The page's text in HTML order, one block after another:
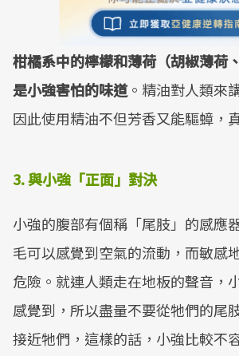
柑橘系中的檸檬和薄荷（胡椒薄荷
是小強害怕的味道 。精油對人類來
因此使用精油不但芳香又能驅蟑，
3. 與小強「正面」對決
小強的腹部有個稱「尾肢」的感應
毛可以感覺到空氣的流動，而敏感
危險。就連人類走在地板的聲音，
感覺到，所以盡量不要從牠們的尾
接近牠們，這樣的話，小強比較不